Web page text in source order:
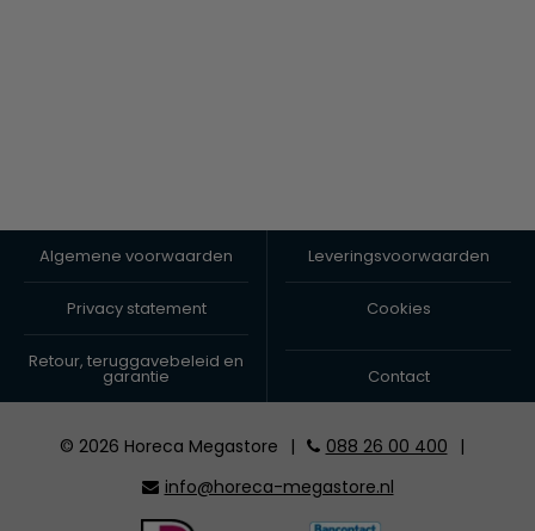
Algemene voorwaarden Leveringsvoorwaarden
Privacy statement Cookies
Retour, teruggavebeleid en
garantie Contact
© 2026 Horeca Megastore | 088 26 00 400
|
info@horeca-megastore.nl